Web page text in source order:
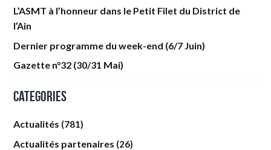
L’ASMT à l’honneur dans le Petit Filet du District de
l’Ain
Dernier programme du week-end (6/7 Juin)
Gazette n°32 (30/31 Mai)
Categories
Actualités (781)
Actualités partenaires (26)